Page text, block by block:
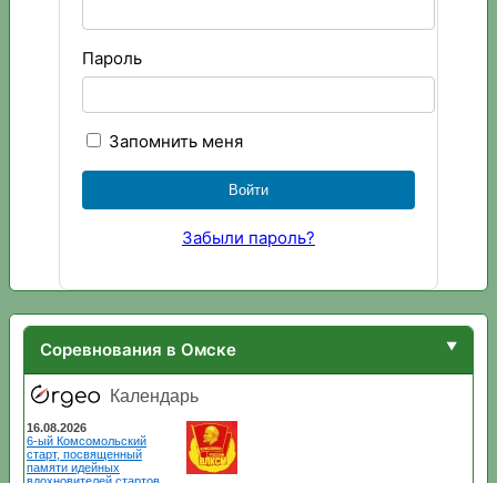
Пароль
Запомнить меня
Забыли пароль?
Соревнования в Омске